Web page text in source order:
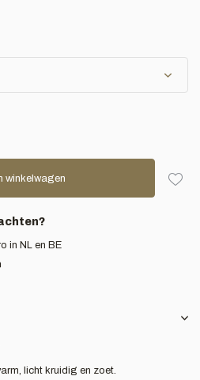
winkelwagen
in NL en BE
licht kruidig en zoet.